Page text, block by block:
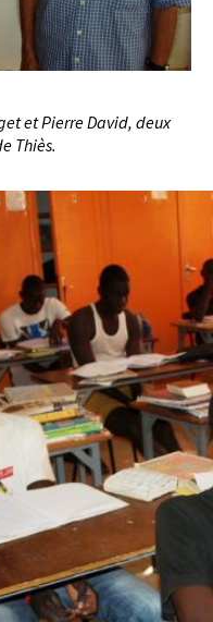
et Pierre David, deux
Thiès.